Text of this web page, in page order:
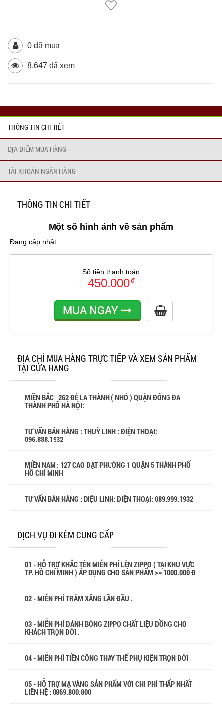
0 đã mua
8.647 đã xem
THÔNG TIN CHI TIẾT
ĐỊA ĐIỂM MUA HÀNG
TÀI KHOẢN NGÂN HÀNG
THÔNG TIN CHI TIẾT
Một số hình ảnh về sản phẩm
Đang cập nhật
Số tiền thanh toán
450.000đ
MUA NGAY
ĐỊA CHỈ MUA HÀNG TRỰC TIẾP VÀ XEM SẢN PHẨM
TẠI CỬA HÀNG
MIỀN BẮC : 262 ĐÊ LA THÀNH ( NHỎ ) QUẬN ĐỐNG ĐA
THÀNH PHỐ HÀ NỘI:
TƯ VẤN BÁN HÀNG : THUỲ LINH : ĐIỆN THOẠI:
096.888.1932
MIỀN NAM : 127 CAO ĐẠT PHƯỜNG 1 QUẬN 5 THÀNH PHỐ
HỒ CHÍ MINH
TƯ VẤN BÁN HÀNG : DIỆU LINH: ĐIỆN THOẠI: 089.999.1932
DỊCH VỤ ĐI KÈM CUNG CẤP
01 - HỖ TRỢ KHẮC TÊN MIỄN PHÍ LÊN ZIPPO ( TẠI KHU VỰC
TP. HỒ CHÍ MINH ) ÁP DỤNG CHO SẢN PHẨM >= 1000.000 Đ
02 - MIỄN PHÍ TRÂM XĂNG LẦN ĐẦU .
03 - MIỄN PHÍ ĐÁNH BÓNG ZIPPO CHẤT LIỆU ĐỒNG CHO
KHÁCH TRỌN ĐỜI .
04 - MIỄN PHÍ TIỀN CÔNG THAY THẾ PHỤ KIỆN TRỌN ĐỜI
05 - HỖ TRỢ MẠ VÀNG SẢN PHẨM VỚI CHI PHÍ THẤP NHẤT
LIÊN HỆ : 0869.800.800